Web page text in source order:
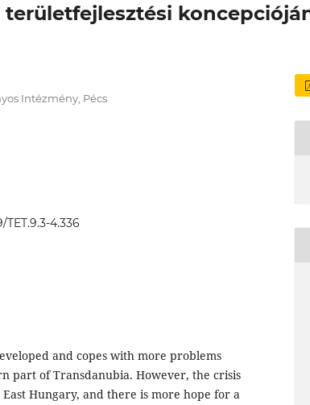
Intézmény, Pécs
4.336
and copes with more problems
part of Transdanubia. However, the crisis
Hungary, and there is more hope for a